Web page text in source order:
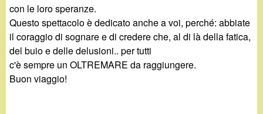
con le loro speranze.
Questo spettacolo è dedicato anche a voi, perché: abbiate
il coraggio di sognare e di credere che, al di là della fatica,
del buio e delle delusioni.. per tutti
c'è sempre un OLTREMARE da raggiungere.
Buon viaggio!